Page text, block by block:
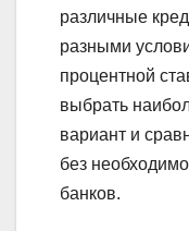
различные
разными
процентной
выбрать
вариант и
без
банков.